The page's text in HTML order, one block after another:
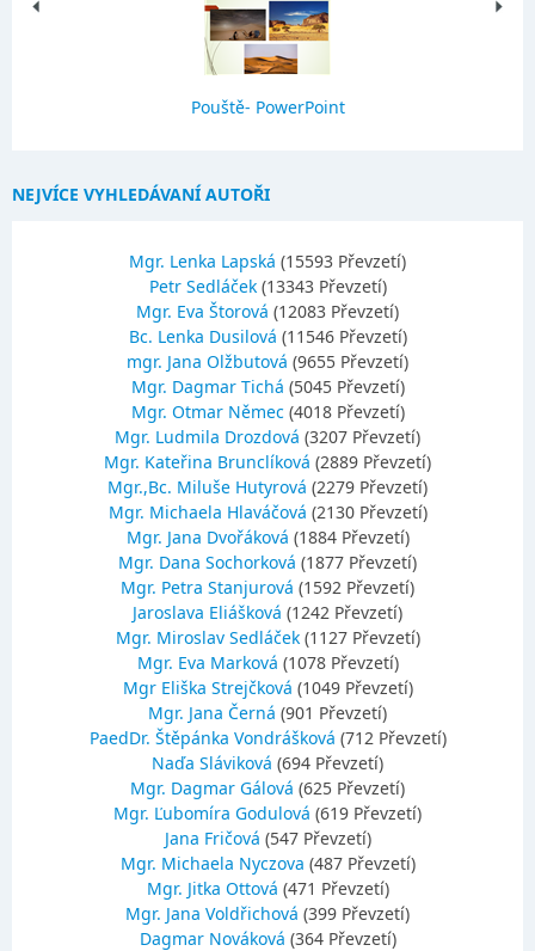
Pouště- PowerPoint
NEJVÍCE VYHLEDÁVANÍ AUTOŘI
Mgr. Lenka Lapská (15593 Převzetí)
Petr Sedláček (13343 Převzetí)
Mgr. Eva Štorová (12083 Převzetí)
Bc. Lenka Dusilová (11546 Převzetí)
mgr. Jana Olžbutová (9655 Převzetí)
Mgr. Dagmar Tichá (5045 Převzetí)
Mgr. Otmar Němec (4018 Převzetí)
Mgr. Ludmila Drozdová (3207 Převzetí)
Mgr. Kateřina Brunclíková (2889 Převzetí)
Mgr.,Bc. Miluše Hutyrová (2279 Převzetí)
Mgr. Michaela Hlaváčová (2130 Převzetí)
Mgr. Jana Dvořáková (1884 Převzetí)
Mgr. Dana Sochorková (1877 Převzetí)
Mgr. Petra Stanjurová (1592 Převzetí)
Jaroslava Eliášková (1242 Převzetí)
Mgr. Miroslav Sedláček (1127 Převzetí)
Mgr. Eva Marková (1078 Převzetí)
Mgr Eliška Strejčková (1049 Převzetí)
Mgr. Jana Černá (901 Převzetí)
PaedDr. Štěpánka Vondrášková (712 Převzetí)
Naďa Sláviková (694 Převzetí)
Mgr. Dagmar Gálová (625 Převzetí)
Mgr. Ľubomíra Godulová (619 Převzetí)
Jana Fričová (547 Převzetí)
Mgr. Michaela Nyczova (487 Převzetí)
Mgr. Jitka Ottová (471 Převzetí)
Mgr. Jana Voldřichová (399 Převzetí)
Dagmar Nováková (364 Převzetí)